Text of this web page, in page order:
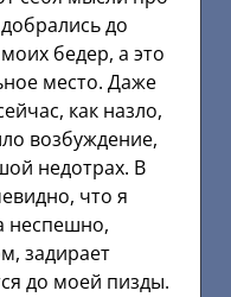
до
бедер, а это
место. Даже
как назло,
возбуждение,
недотрах. В
что я
неспешно,
задирает
до моей пизды.